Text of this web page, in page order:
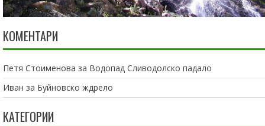
КОМЕНТАРИ
Петя Стоименова за Водопад Сливодолско падало
Иван за Буйновско ждрело
КАТЕГОРИИ